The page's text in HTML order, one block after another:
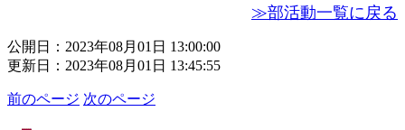
≫部活動一覧に戻る
公開日：2023年08月01日 13:00:00
更新日：2023年08月01日 13:45:55
前のページ 次のページ